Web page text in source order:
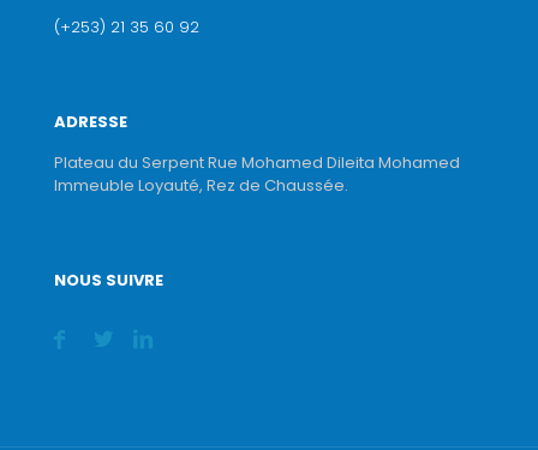
(+253) 21 35 60 92
ADRESSE
Plateau du Serpent Rue Mohamed Dileita Mohamed
Immeuble Loyauté, Rez de Chaussée.
NOUS SUIVRE